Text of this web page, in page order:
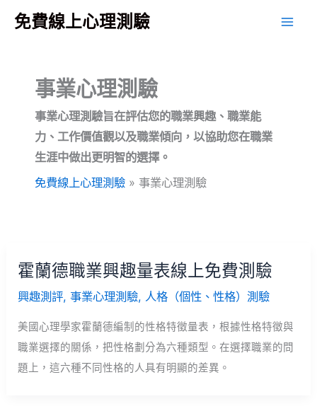
免費線上心理測驗
事業心理測驗
事業心理測驗旨在評估您的職業興趣、職業能
力、工作價值觀以及職業傾向，以協助您在職業
生涯中做出更明智的選擇。
免費線上心理測驗 »事業心理測驗
霍蘭德職業興趣量表線上免費測驗
興趣測評,事業心理測驗, 人格（個性、性格）測驗
美國心理學家霍蘭德編制的性格特徵量表，根據性格特徵與
職業選擇的關係，把性格劃分為六種類型。在選擇職業的問
題上，這六種不同性格的人具有明顯的差異。